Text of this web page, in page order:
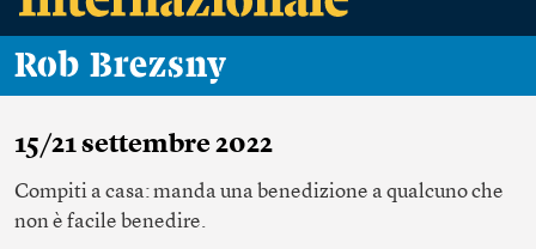
Rob Brezsny
15/21 settembre 2022
Compiti a casa: manda una benedizione a qualcuno che
non è facile benedire.